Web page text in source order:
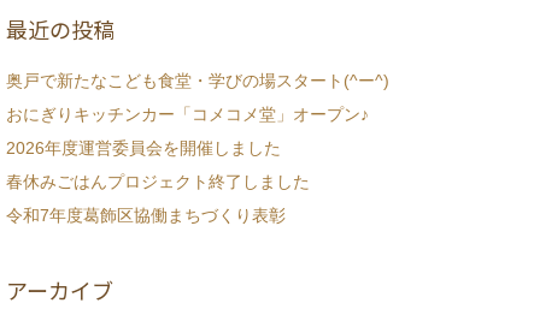
最近の投稿
奥戸で新たなこども食堂・学びの場スタート(^ー^)
おにぎりキッチンカー「コメコメ堂」オープン♪
2026年度運営委員会を開催しました
春休みごはんプロジェクト終了しました
令和7年度葛飾区協働まちづくり表彰
アーカイブ